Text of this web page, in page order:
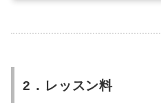
2．レッスン料